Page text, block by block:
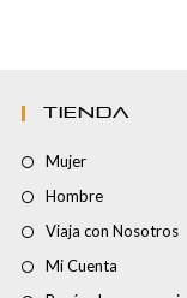
TIENDA
Mujer
Hombre
Viaja con Nosotros
Mi Cuenta